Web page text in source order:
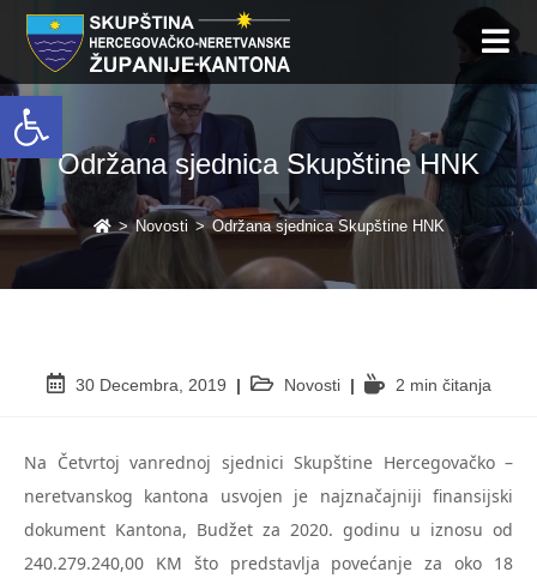
Open toolbar
Održana sjednica Skupštine HNK
> Novosti > Održana sjednica Skupštine HNK
30 Decembra, 2019 Novosti 2 min čitanja
Na Četvrtoj vanrednoj sjednici Skupštine Hercegovačko –
neretvanskog kantona usvojen je najznačajniji finansijski
dokument Kantona, Budžet za 2020. godinu u iznosu od
240.279.240,00 KM što predstavlja povećanje za oko 18